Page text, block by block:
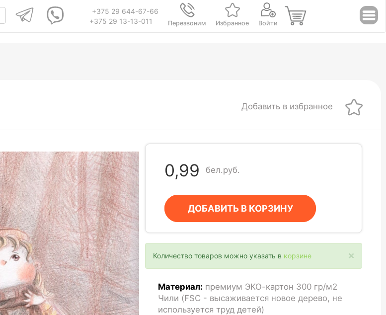
+375 29 644-67-66
+375 29 13-13-011
Перезвоним Избранное Войти
Добавить в избранное
0,99 бел.руб.
ДОБАВИТЬ В КОРЗИНУ
×
Количество товаров можно указать в корзине
Материал: премиум ЭКО-картон 300 гр/м2
Чили (FSC - высаживается новое дерево, не
используется труд детей)